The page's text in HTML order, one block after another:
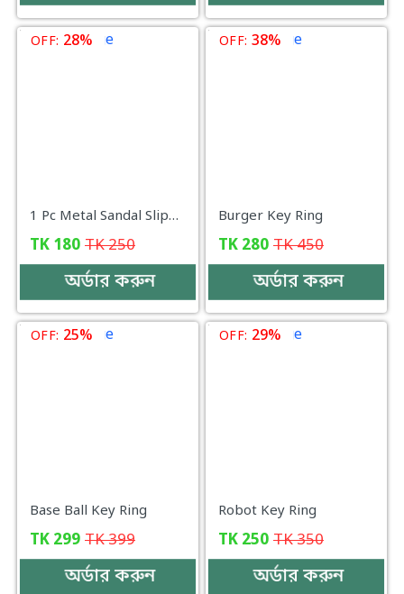
OFF: 28%
1 Pc Metal Sandal Slippers Key Ring for Car Bike Motor Cycle Pendant
TK 180 TK250
অর্ডার করুন
OFF: 38%
Burger Key Ring
TK 280 TK450
অর্ডার করুন
OFF: 25%
Base Ball Key Ring
TK 299 TK399
অর্ডার করুন
OFF: 29%
Robot Key Ring
TK 250 TK350
অর্ডার করুন